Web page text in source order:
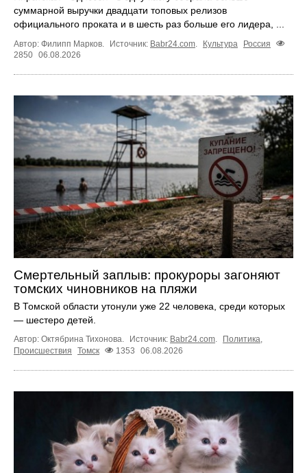
суммарной выручки двадцати топовых релизов
официального проката и в шесть раз больше его лидера, ...
Автор: Филипп Марков. Источник: Babr24.com. Культура
Россия
2850 06.08.2026
Смертельный заплыв: прокуроры загоняют
томских чиновников на пляжи
В Томской области утонули уже 22 человека, среди которых
— шестеро детей.
Автор: Октябрина Тихонова. Источник: Babr24.com. Политика,
Происшествия
Томск 1353 06.08.2026